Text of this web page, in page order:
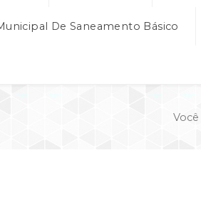
De Saneamento Básico
Você